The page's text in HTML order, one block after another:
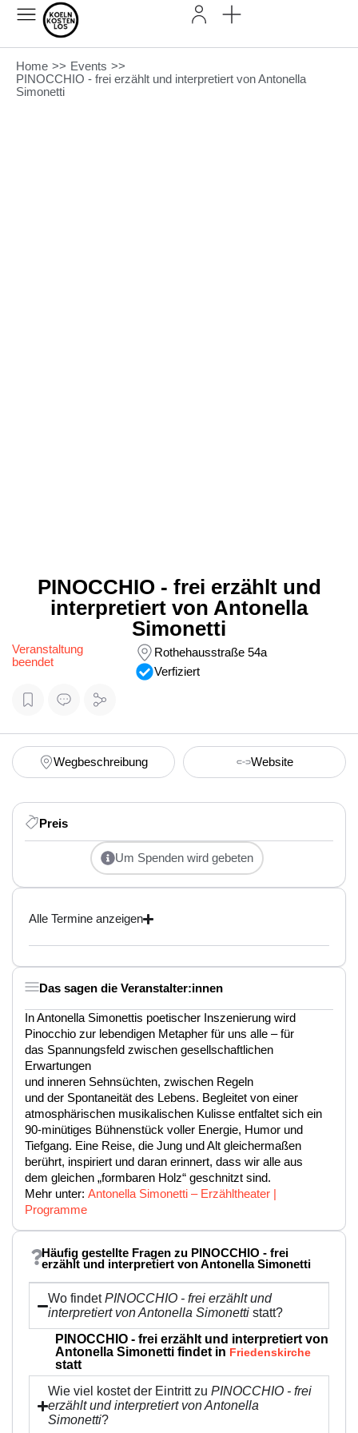
Home >> Events >>
PINOCCHIO - frei erzählt und interpretiert von Antonella
Simonetti
PINOCCHIO - frei erzählt und
interpretiert von Antonella
Simonetti
Veranstaltung
beendet
Rothehausstraße 54a
Verfiziert
Wegbeschreibung Website
Preis
Um Spenden wird gebeten
Alle Termine anzeigen
Das sagen die Veranstalter:innen
In Antonella Simonettis poetischer Inszenierung wird
Pinocchio zur lebendigen Metapher für uns alle – für
das Spannungsfeld zwischen gesellschaftlichen
Erwartungen
und inneren Sehnsüchten, zwischen Regeln
und der Spontaneität des Lebens. Begleitet von einer
atmosphärischen musikalischen Kulisse entfaltet sich ein
90-minütiges Bühnenstück voller Energie, Humor und
Tiefgang. Eine Reise, die Jung und Alt gleichermaßen
berührt, inspiriert und daran erinnert, dass wir alle aus
dem gleichen „formbaren Holz“ geschnitzt sind.
Mehr unter: Antonella Simonetti – Erzähltheater |
Programme
Häufig gestellte Fragen zu PINOCCHIO - frei
erzählt und interpretiert von Antonella Simonetti
Wo findetPINOCCHIO - frei erzählt und
interpretiert von Antonella Simonetti statt?
PINOCCHIO - frei erzählt und interpretiert von
Antonella Simonetti findet in Friedenskirche
statt
Wie viel kostet der Eintritt zuPINOCCHIO - frei
erzählt und interpretiert von Antonella
Simonetti?